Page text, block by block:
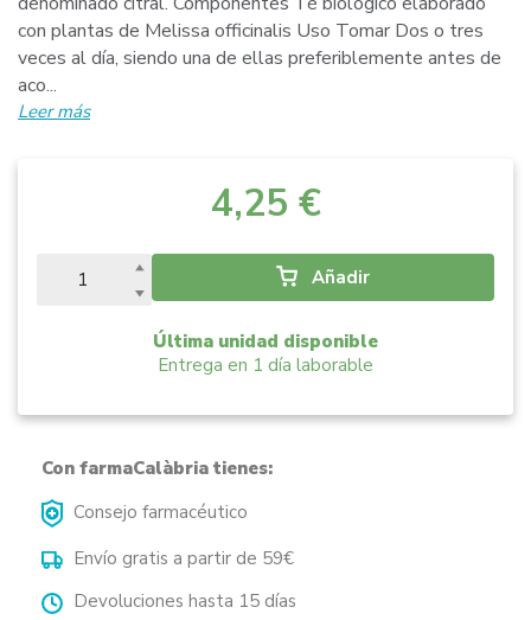
con plantas de Melissa officinalis Uso Tomar Dos o tres
veces al día, siendo una de ellas preferiblemente antes de
aco...
Leer más
4,25 €
Añadir
Última unidad disponible
Entrega en 1 día laborable
Con farmaCalàbria tienes:
Consejo farmacéutico
Envío gratis a partir de 59€
Devoluciones hasta 15 días